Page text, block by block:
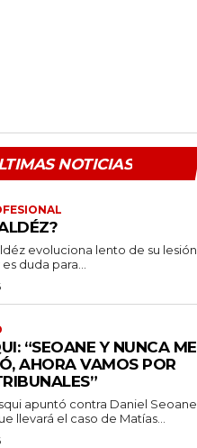
NOTICIAS
evoluciona lento de su lesión
duda para...
“SEOANE Y NUNCA ME
AHORA VAMOS POR
apuntó contra Daniel Seoane
llevará el caso de Matías...